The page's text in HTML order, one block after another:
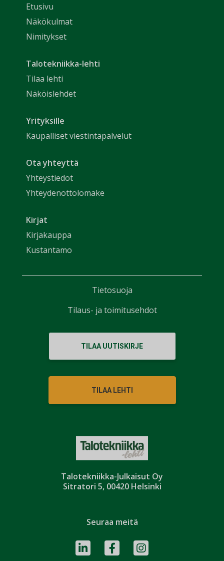
Talotekniikka-Julkaisut Oy
Sitratori 5, 00420 Helsinki
Etusivu
Näkökulmat
Nimitykset
Talotekniikka-lehti
Tilaa lehti
Näköislehdet
Yrityksille
Kaupalliset viestintäpalvelut
Ota yhteyttä
Yhteystiedot
Yhteydenottolomake
Kirjat
Kirjakauppa
Kustantamo
TILAA UUTISKIRJE
TILAA LEHTI
Seuraa meitä
Tietosuoja
Tilaus- ja toimitusehdot